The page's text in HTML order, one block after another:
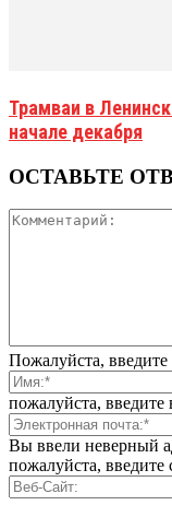
Трамваи в
начале декабря
ОСТАВЬТЕ
Пожалуйста,
пожалуйста, введите
Вы ввели неверный
пожалуйста, введите